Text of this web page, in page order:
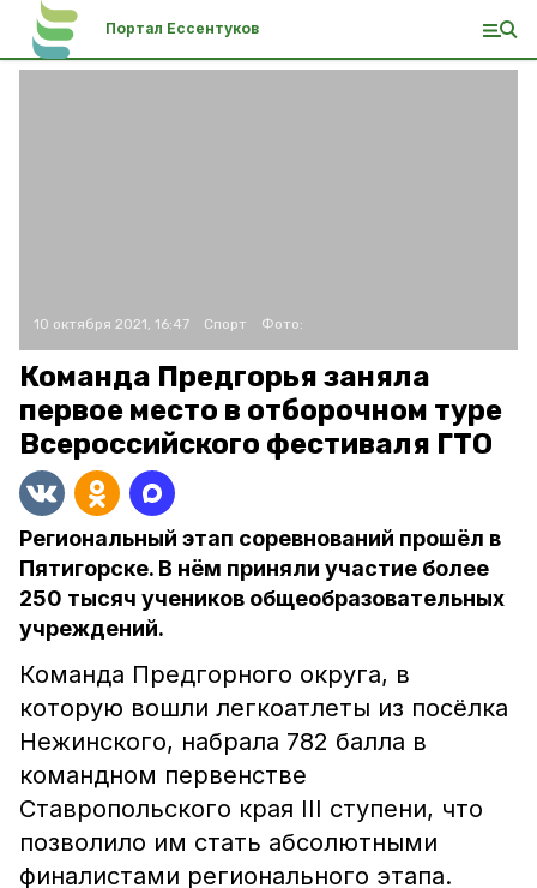
Портал Ессентуков
10 октября 2021, 16:47 Спорт Фото:
Команда Предгорья заняла
первое место в отборочном туре
Всероссийского фестиваля ГТО
Региональный этап соревнований прошёл в
Пятигорске. В нём приняли участие более
250 тысяч учеников общеобразовательных
учреждений.
Команда Предгорного округа, в
которую вошли легкоатлеты из посёлка
Нежинского, набрала 782 балла в
командном первенстве
Ставропольского края III ступени, что
позволило им стать абсолютными
финалистами регионального этапа.